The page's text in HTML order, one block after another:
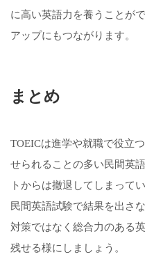
に高い英語力を養うことが
アップにもつながります。
まとめ
TOEICは進学や就職で役立
せられることの多い民間英
トからは撤退してしまって
民間英語試験で結果を出さ
対策ではなく総合力のある
残せる様にしましょう。